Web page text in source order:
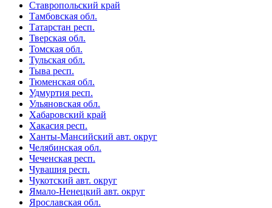
Ставропольский край
Тамбовская обл.
Татарстан респ.
Тверская обл.
Томская обл.
Тульская обл.
Тыва респ.
Тюменская обл.
Удмуртия респ.
Ульяновская обл.
Хабаровский край
Хакасия респ.
Ханты-Мансийский авт. округ
Челябинская обл.
Чеченская респ.
Чувашия респ.
Чукотский авт. округ
Ямало-Ненецкий авт. округ
Ярославская обл.